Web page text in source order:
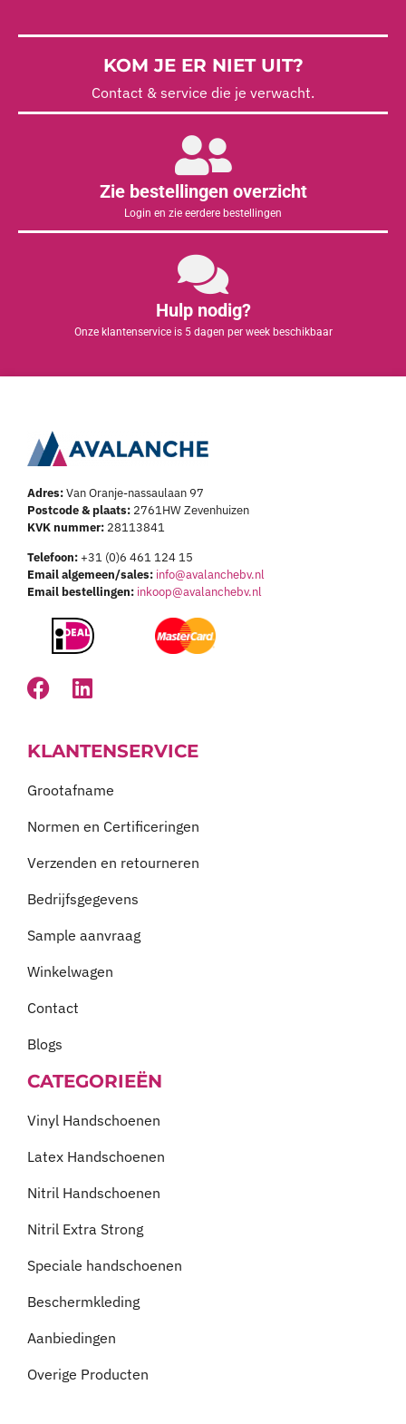
KOM JE ER NIET UIT?
Contact & service die je verwacht.
Zie bestellingen overzicht
Login en zie eerdere bestellingen
Hulp nodig?
Onze klantenservice is 5 dagen per week beschikbaar
Adres:Van Oranje-nassaulaan 97
Postcode & plaats: 2761HW Zevenhuizen
KVK nummer: 28113841
Telefoon:+31 (0)6 461 124 15
Email algemeen/sales: info@avalanchebv.nl
Email bestellingen: inkoop@avalanchebv.nl
KLANTENSERVICE
Grootafname
Normen en Certificeringen
Verzenden en retourneren
Bedrijfsgegevens
Sample aanvraag
Winkelwagen
Contact
Blogs
CATEGORIEËN
Vinyl Handschoenen
Latex Handschoenen
Nitril Handschoenen
Nitril Extra Strong
Speciale handschoenen
Beschermkleding
Aanbiedingen
Overige Producten